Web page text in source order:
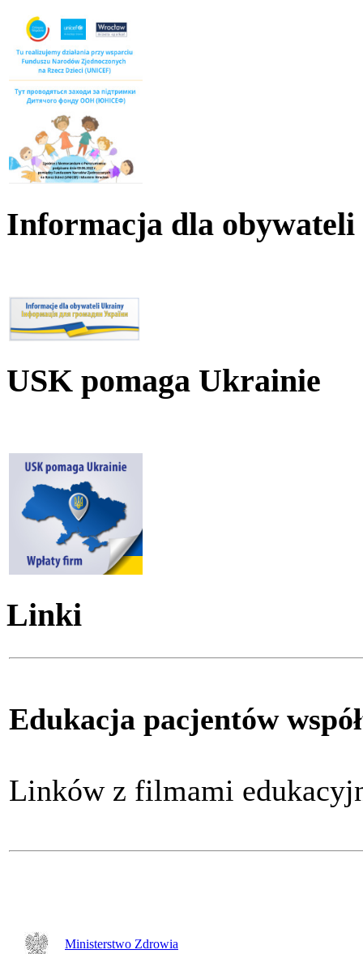
Informacja dla
USK pomaga Ukrainie
Linki
Edukacja pacjentów
Linków z filmami
Ministerstwo Zdrowia